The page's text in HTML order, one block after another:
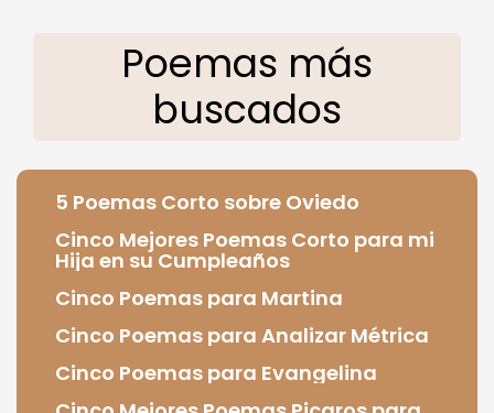
Poemas más
buscados
5 Poemas Corto sobre Oviedo
Cinco Mejores Poemas Corto para mi
Hija en su Cumpleaños
Cinco Poemas para Martina
Cinco Poemas para Analizar Métrica
Cinco Poemas para Evangelina